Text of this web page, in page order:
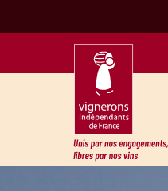
Unis par